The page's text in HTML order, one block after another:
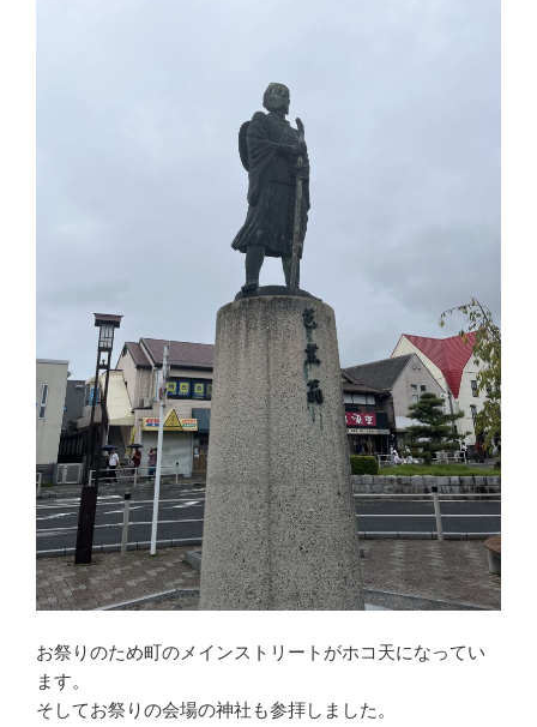
お祭りのため町のメインストリートがホコ天になってい
ます。
そしてお祭りの会場の神社も参拝しました。